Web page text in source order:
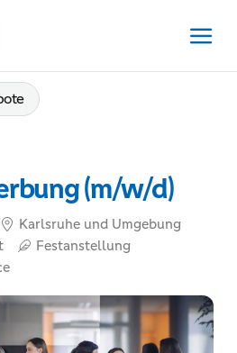
(m/w/d)
Karlsruhe und Umgebung
Festanstellung